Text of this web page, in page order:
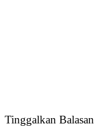
Tinggalkan Balasan